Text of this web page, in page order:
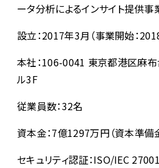
ータ分析によるインサイト提供事
設立：2017年3月（事業開始：
本社：106-0041 東京都港区麻
ル3F
従業員数：32名
資本金：7億1297万円（資本準備
セキュリティ認証：ISO/IEC